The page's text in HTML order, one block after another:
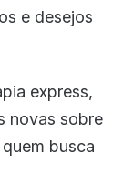
e desejos
express,
novas sobre
busca